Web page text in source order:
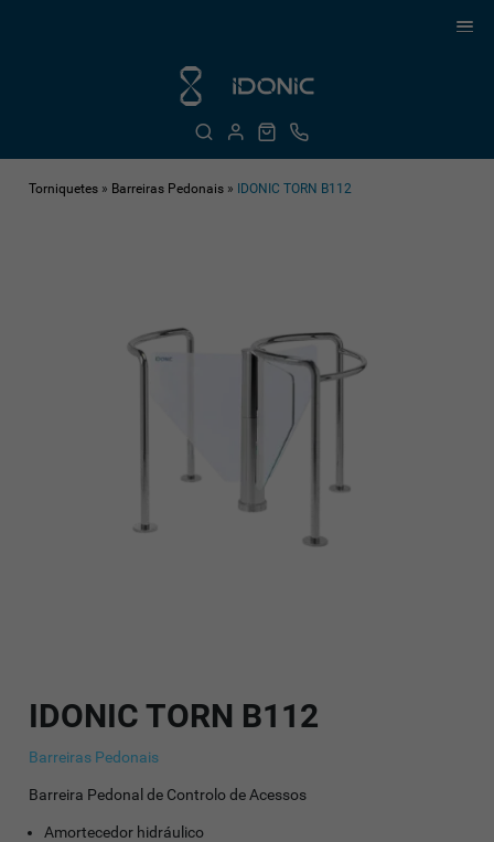
Torniquetes » Barreiras Pedonais » IDONIC TORN B112
IDONIC TORN B112
Barreiras Pedonais
Barreira Pedonal de Controlo de Acessos
Amortecedor hidráulico